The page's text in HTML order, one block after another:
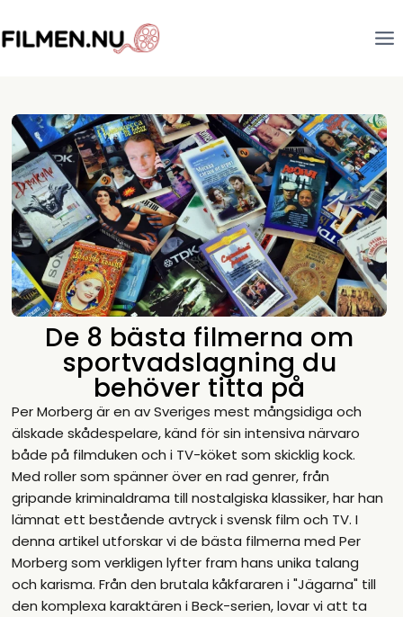
De 8 bästa filmerna om
sportvadslagning du
behöver titta på
Per Morberg är en av Sveriges mest mångsidiga och
älskade skådespelare, känd för sin intensiva närvaro
både på filmduken och i TV-köket som skicklig kock.
Med roller som spänner över en rad genrer, från
gripande kriminaldrama till nostalgiska klassiker, har han
lämnat ett bestående avtryck i svensk film och TV. I
denna artikel utforskar vi de bästa filmerna med Per
Morberg som verkligen lyfter fram hans unika talang
och karisma. Från den brutala kåkfararen i "Jägarna" till
den komplexa karaktären i Beck-serien, lovar vi att ta